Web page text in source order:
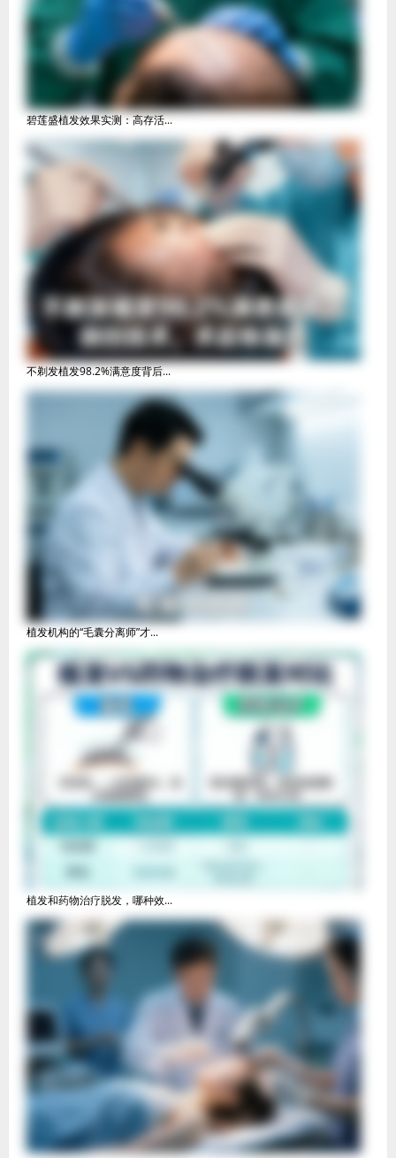
碧莲盛植发效果实测：高存活...
不剃发植发98.2%满意度背后...
植发机构的“毛囊分离师”才...
植发和药物治疗脱发，哪种效...